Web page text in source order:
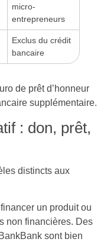
micro-
entrepreneurs
Exclus du crédit
bancaire
de prêt d’honneur
supplémentaire.
: don, prêt,
distincts aux
un produit ou
non financières. Des
sont bien